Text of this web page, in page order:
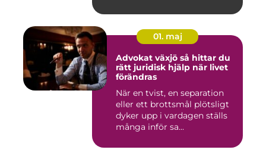
01. maj
Advokat växjö så hittar du
rätt juridisk hjälp när livet
förändras
När en tvist, en separation
eller ett brottsmål plötsligt
dyker upp i vardagen ställs
många inför sa...